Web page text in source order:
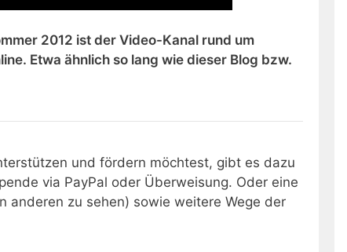
2012 ist der Video-Kanal rund um
Etwa ähnlich so lang wie dieser Blog bzw.
und fördern möchtest, gibt es dazu
via PayPal oder Überweisung. Oder eine
anderen zu sehen) sowie weitere Wege der